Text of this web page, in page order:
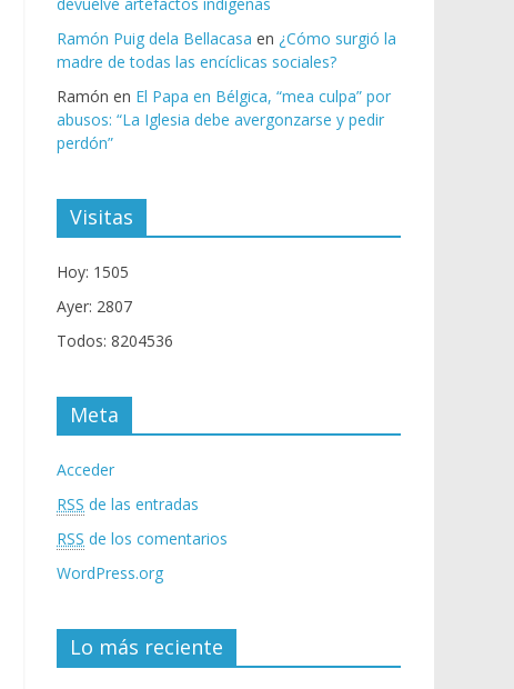
Ramón Puig dela Bellacasa en ¿Cómo surgió la
madre de todas las encíclicas sociales?
Ramón en El Papa en Bélgica, “mea culpa” por
abusos: “La Iglesia debe avergonzarse y pedir
perdón”
Visitas
Hoy: 1505
Ayer: 2807
Todos: 8204536
Meta
Acceder
RSS de las entradas
RSS de los comentarios
WordPress.org
Lo más reciente